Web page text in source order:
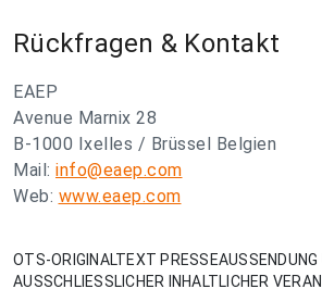
Rückfragen & Kontakt
EAEP
Avenue Marnix 28
B-1000 Ixelles / Brüssel Belgien
Mail: info@eaep.com
Web: www.eaep.com
OTS-ORIGINALTEXT PRESSEAUSSENDUNG
AUSSCHLIESSLICHER INHALTLICHER